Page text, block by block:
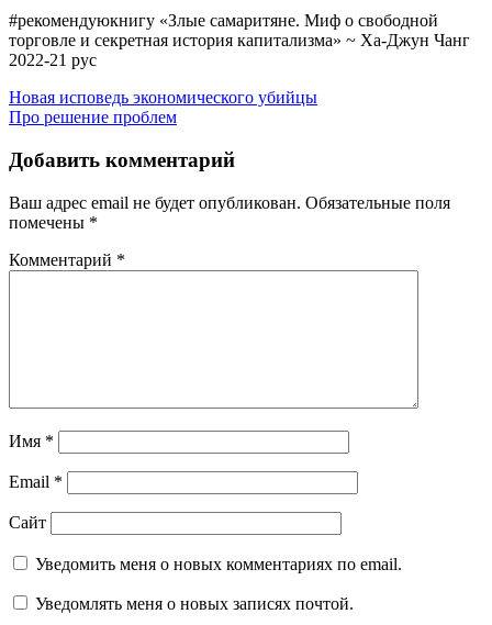
#рекомендуюкнигу «Злые самаритяне. Миф о свободной
торговле и секретная история капитализма» ~ Ха-Джун Чанг
2022-21 рус
Навигация
по
записям
Новая исповедь экономического убийцы
Про решение проблем
Добавить комментарий
Ваш адрес email не будет опубликован. Обязательные поля
помечены *
Комментарий *
Имя *
Email *
Сайт
Уведомить меня о новых комментариях по email.
Уведомлять меня о новых записях почтой.